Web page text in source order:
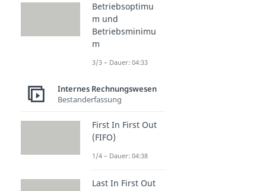
Betriebsoptimu
m und
Betriebsminimu
m
3/3 – Dauer: 04:33
Internes Rechnungswesen
Bestanderfassung
First In First Out
(FIFO)
1/4 – Dauer: 04:38
Last In First Out